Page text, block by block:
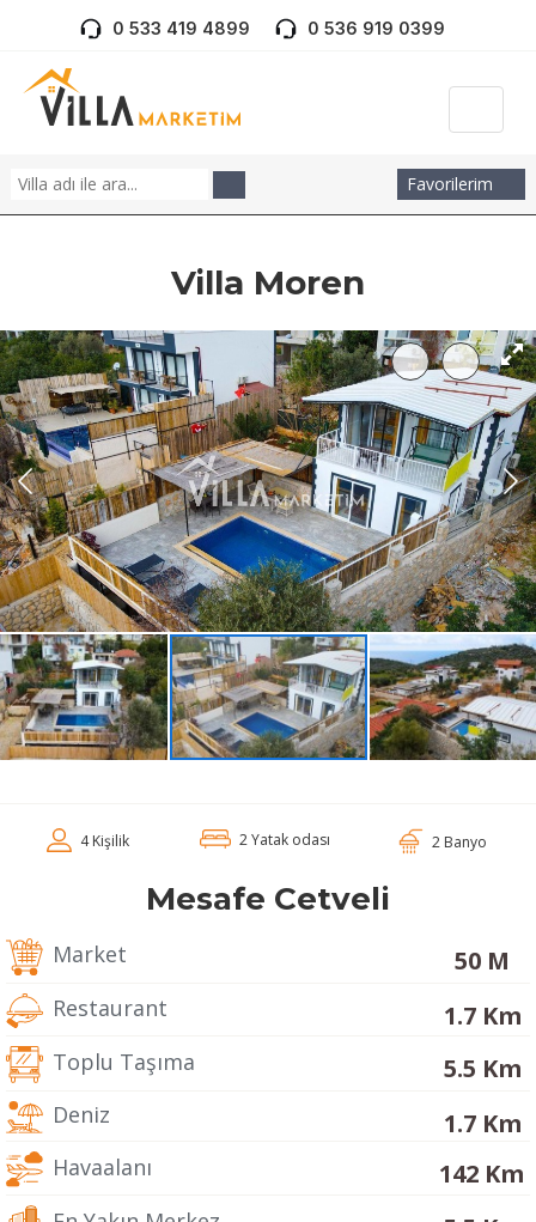
0 533 419 4899 0 536 919 0399
Favorilerim
Villa Moren
4 Kişilik 2 Yatak odası 2 Banyo
Mesafe Cetveli
Market 50 M
Restaurant 1.7 Km
Toplu Taşıma 5.5 Km
Deniz 1.7 Km
Havaalanı 142 Km